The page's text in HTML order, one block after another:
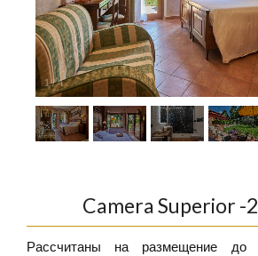
1/4
Camera Superior -
Рассчитаны на размещение до